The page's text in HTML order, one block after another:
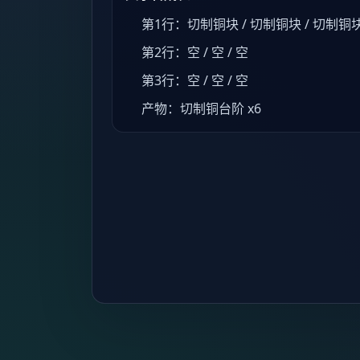
第1行：切制铜块 / 切制铜块 / 切制铜
第2行：空 / 空 / 空
第3行：空 / 空 / 空
产物：切制铜台阶 x6